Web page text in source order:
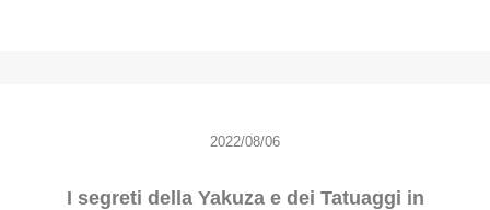
2022/08/06
I segreti della Yakuza e dei Tatuaggi in